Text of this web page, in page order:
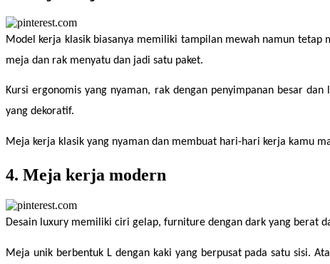
Model kerja klasik biasanya memiliki tampilan mewah namun tetap
meja dan rak menyatu dan jadi satu paket.
Kursi ergonomis yang nyaman, rak dengan penyimpanan besar
yang dekoratif.
Meja kerja klasik yang nyaman dan membuat hari-hari kerja kamu
4. Meja kerja modern
Desain luxury memiliki ciri gelap, furniture dengan dark yang berat
Meja unik berbentuk L dengan kaki yang berpusat pada satu sisi.